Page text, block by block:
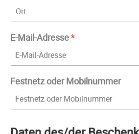
E-Mail-Adresse*
Festnetz oder Mobilnummer